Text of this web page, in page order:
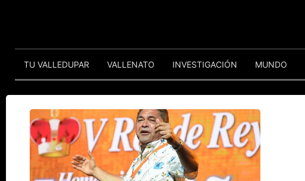
TU VALLEDUPAR VALLENATO INVESTIGACIÓN MUNDO